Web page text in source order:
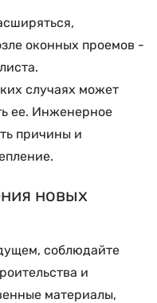
оконных проемов -
случаях может
ее. Инженерное
причины и
новых
соблюдайте
и
материалы,